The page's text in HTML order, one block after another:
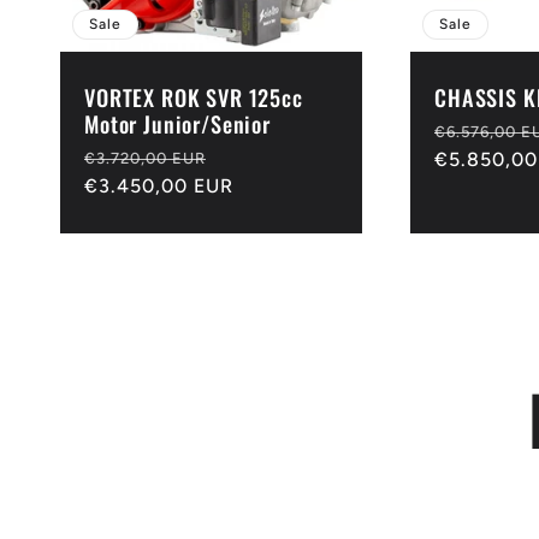
Sale
VORTEX ROK SVR 125cc
Motor Junior/Senior
Normaler
Preis
€3.720,00 EUR
€3.450,00 EUR
Sale
CHASSIS
Normaler
Preis
€6.576,00
€5.850,00